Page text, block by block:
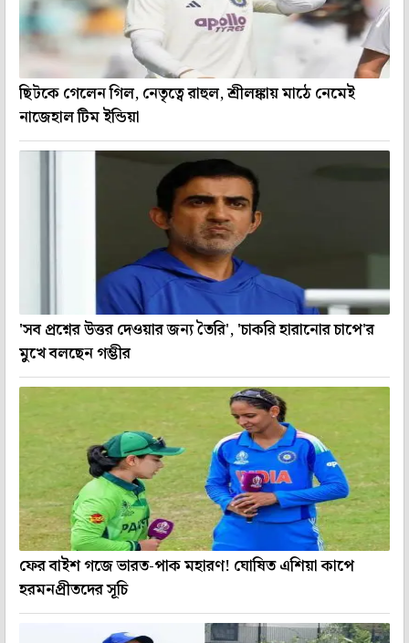
ছিটকে গেলেন গিল, নেতৃত্বে রাহুল, শ্রীলঙ্কায় মাঠে নেমেই
নাজেহাল টিম ইন্ডিয়া
'সব প্রশ্নের উত্তর দেওয়ার জন্য তৈরি', 'চাকরি হারানোর চাপে'র
মুখে বলছেন গম্ভীর
ফের বাইশ গজে ভারত-পাক মহারণ! ঘোষিত এশিয়া কাপে
হরমনপ্রীতদের সূচি